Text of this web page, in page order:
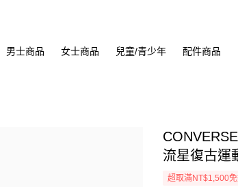
男士商品 女士商品 兒童/青少年 配件商品
流星復古運
超取滿NT$1,500